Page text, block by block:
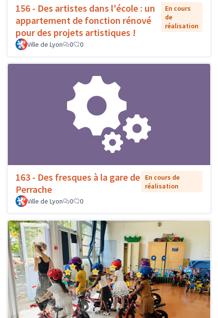
156 - Des artistes dans l'école : un
appartement de fonction rénové
pour des projets artistiques !
En cours
de
réalisation
Ville de Lyon 0 0
163 - Des fresques à la gare de
Perrache
En cours de
réalisation
Ville de Lyon
0 0